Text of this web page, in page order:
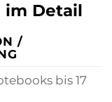
im Detail
/
bis 17